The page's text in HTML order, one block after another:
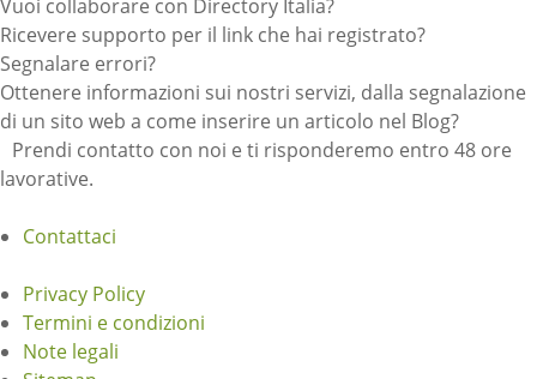
Vuoi collaborare con Directory Italia?
Ricevere supporto per il link che hai registrato?
Segnalare errori?
Ottenere informazioni sui nostri servizi, dalla segnalazione
di un sito web a come inserire un articolo nel Blog?
Prendi contatto con noi e ti risponderemo entro 48 ore
lavorative.
Contattaci
Privacy Policy
Termini e condizioni
Note legali